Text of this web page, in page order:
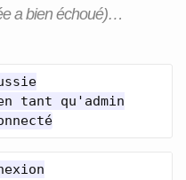
a bien échoué)…
tant qu'admin